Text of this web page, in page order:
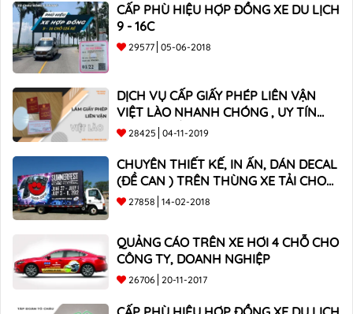
CẤP PHÙ HIỆU HỢP ĐỒNG XE DU LỊCH
9 - 16C
29577 05-06-2018
DỊCH VỤ CẤP GIẤY PHÉP LIÊN VẬN
VIỆT LÀO NHANH CHÓNG , UY TÍN
TOÀN QUỐC
28425 04-11-2019
CHUYÊN THIẾT KẾ, IN ẤN, DÁN DECAL
(ĐỀ CAN ) TRÊN THÙNG XE TẢI CHO
CÔNG TY
27858 14-02-2018
QUẢNG CÁO TRÊN XE HƠI 4 CHỖ CHO
CÔNG TY, DOANH NGHIỆP
26706 20-11-2017